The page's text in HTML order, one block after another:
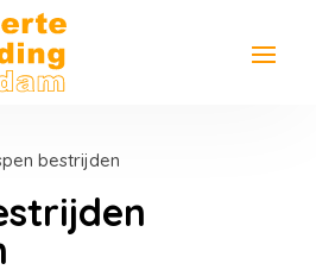
bestrijden